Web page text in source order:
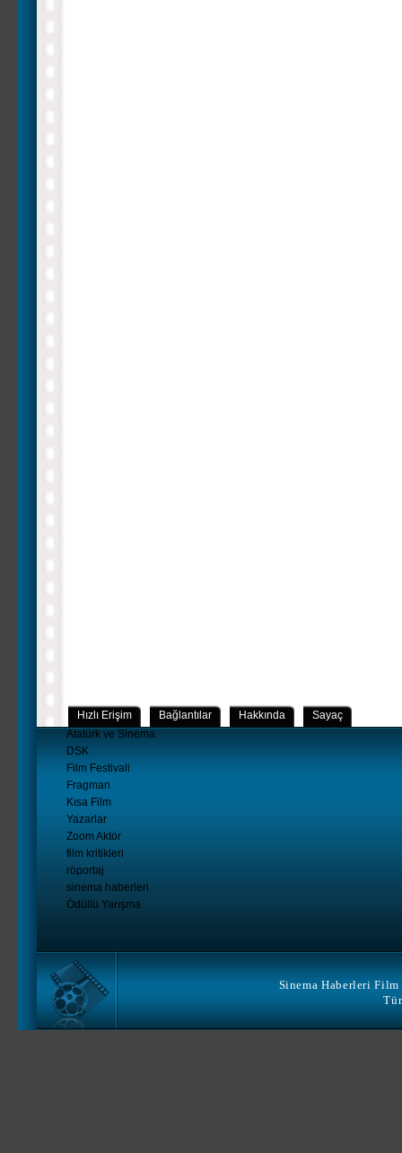
Hızlı Erişim Bağlantılar Hakkında
Sayaç
Atatürk ve Sinema
DSK
Film Festivali
Fragman
Kısa Film
Yazarlar
Zoom Aktör
film kritikleri
röportaj
sinema haberleri
Ödüllü Yarışma
Sinema Haberleri